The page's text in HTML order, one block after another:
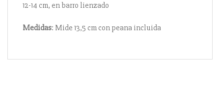
12-14 cm, en barro lienzado
Medidas: Mide 13,5 cm con peana incluida